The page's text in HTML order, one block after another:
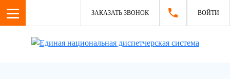
ЗАКАЗАТЬ ЗВОНОК ВОЙТИ